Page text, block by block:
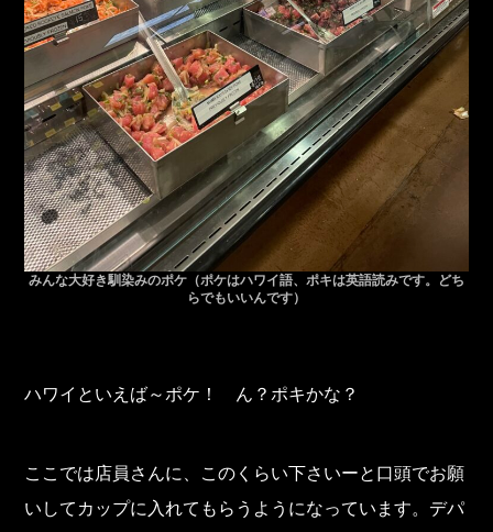
みんな大好き馴染みのポケ（ポケはハワイ語、ポキは英語読みです。どち
らでもいいんです）
ハワイといえば～ポケ！ ん？ポキかな？
ここでは店員さんに、このくらい下さいーと口頭でお願
いしてカップに入れてもらうようになっています。デパ